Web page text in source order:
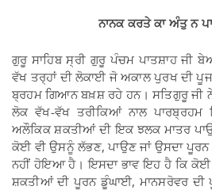
ਨਾਨਕ ਕਰਤੇ ਕਾ ਅੰਤੁ ਨ
ਗੁਰੂ ਸਾਹਿਬ ਸ੍ਰੀ ਗੁਰੂ ਪੰਚਮ ਪਾਤਸ਼ਾਹ ਜੀ
ਵੱਖ ਤਰ੍ਹਾਂ ਦੀ ਲੋਕਾਈ ਜੋ ਅਕਾਲ ਪੁਰਖ ਦੀ
ਬ੍ਰਹਮ ਗਿਆਨ ਬਖ਼ਸ਼ ਰਹੇ ਹਨ। ਸਤਿਗੁਰੂ ਜੀ
ਲੋਕ ਵੱਖ-ਵੱਖ ਤਰੀਕਿਆਂ ਨਾਲ
ਅਲੌਕਿਕ ਸ਼ਕਤੀਆਂ ਦੀ ਇਕ ਝਲਕ ਮਾਤਰ
ਕੋਈ ਵੀ ਉਸਨੂੰ ਲੱਭਣ, ਪਾਉਣ ਜਾਂ ਉਸਦਾ
ਨਹੀਂ ਹੋਇਆ ਹੈ। ਇਸਦਾ ਭਾਵ ਇਹ ਹੈ ਕਿ
ਸ਼ਕਤੀਆਂ ਦੀ ਪੂਰਨ ਡੂੰਘਾਈ, ਮਾਨਸਰੋਵਰ ਦੀ